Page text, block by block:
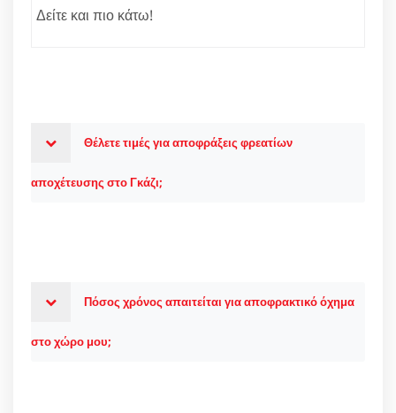
Δείτε και πιο κάτω!
Θέλετε τιμές για αποφράξεις φρεατίων
αποχέτευσης στο Γκάζι;
Πόσος χρόνος απαιτείται για αποφρακτικό όχημα
στο χώρο μου;